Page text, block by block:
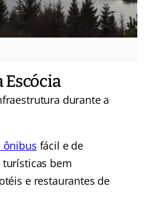
durante a
ônibus fácil e de
bem
e restaurantes de